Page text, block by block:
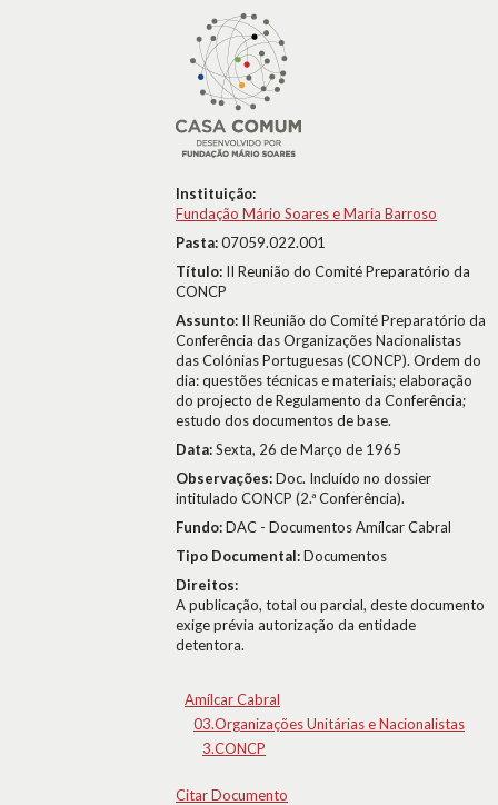
Instituição:
Fundação Mário Soares e Maria Barroso
Pasta:07059.022.001
Título: II Reunião do Comité Preparatório da
CONCP
Assunto: II Reunião do Comité Preparatório da
Conferência das Organizações Nacionalistas
das Colónias Portuguesas (CONCP). Ordem do
dia: questões técnicas e materiais; elaboração
do projecto de Regulamento da Conferência;
estudo dos documentos de base.
Data:Sexta, 26 de Março de 1965
Observações:Doc. Incluído no dossier
intitulado CONCP (2.ª Conferência).
Fundo:DAC - Documentos Amílcar Cabral
Tipo Documental:Documentos
Direitos:
A publicação, total ou parcial, deste documento
exige prévia autorização da entidade
detentora.
Amílcar Cabral
03.Organizações Unitárias e Nacionalistas
3.CONCP
Citar Documento